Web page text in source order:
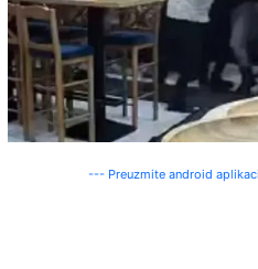
--- Preuzmite android